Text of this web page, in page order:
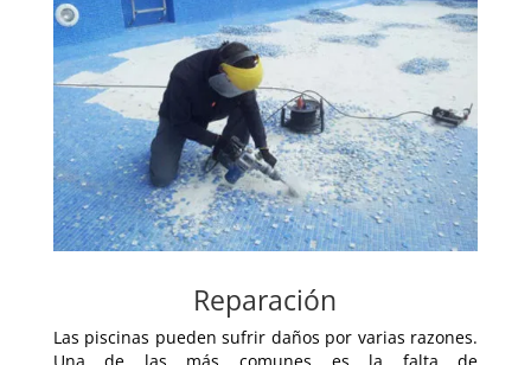
Reparación
Las piscinas pueden sufrir daños por varias razones.
Una de las más comunes es la falta de